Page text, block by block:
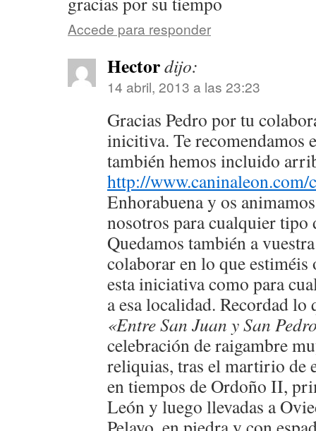
Accede para responder
Hectordijo:
14 abril, 2013 a las 23:23
Gracias Pedro por tu
inicitiva. Te recomendamos
también hemos incluido
http://
Enhorabuena y os
nosotros para cualquier tipo
Quedamos también a
colaborar en lo que
esta iniciativa como para
a esa localidad. Recordad lo
«Entre San Juan y San
celebración de raigambre
reliquias, tras el martirio de
en tiempos de Ordoño II,
León y luego llevadas a